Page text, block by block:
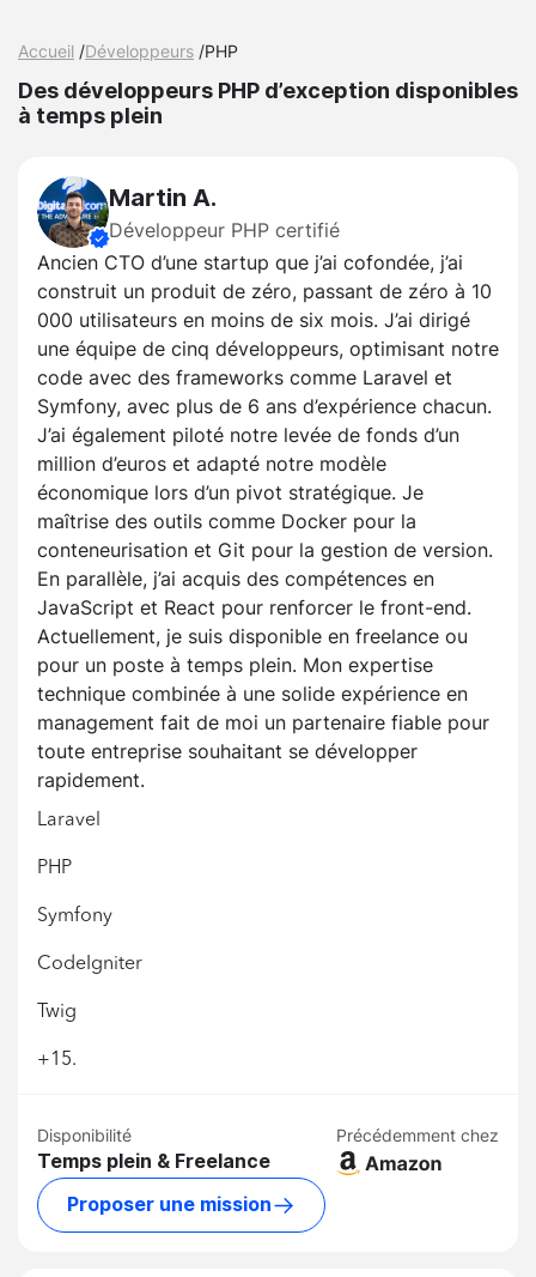
Accueil /Développeurs /PHP
Des développeurs PHP d’exception disponibles
à temps plein
Martin A.
Développeur PHP certifié
Ancien CTO d’une startup que j’ai cofondée, j’ai
construit un produit de zéro, passant de zéro à 10
000 utilisateurs en moins de six mois. J’ai dirigé
une équipe de cinq développeurs, optimisant notre
code avec des frameworks comme Laravel et
Symfony, avec plus de 6 ans d’expérience chacun.
J’ai également piloté notre levée de fonds d’un
million d’euros et adapté notre modèle
économique lors d’un pivot stratégique. Je
maîtrise des outils comme Docker pour la
conteneurisation et Git pour la gestion de version.
En parallèle, j’ai acquis des compétences en
JavaScript et React pour renforcer le front-end.
Actuellement, je suis disponible en freelance ou
pour un poste à temps plein. Mon expertise
technique combinée à une solide expérience en
management fait de moi un partenaire fiable pour
toute entreprise souhaitant se développer
rapidement.
Laravel
PHP
Symfony
CodeIgniter
Twig
+15.
Disponibilité
Temps plein & Freelance
Précédemment chez
Proposer une mission